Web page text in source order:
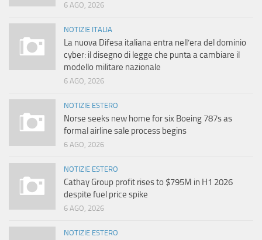
6 AGO, 2026
NOTIZIE ITALIA
La nuova Difesa italiana entra nell’era del dominio
cyber: il disegno di legge che punta a cambiare il
modello militare nazionale
6 AGO, 2026
NOTIZIE ESTERO
Norse seeks new home for six Boeing 787s as
formal airline sale process begins
6 AGO, 2026
NOTIZIE ESTERO
Cathay Group profit rises to $795M in H1 2026
despite fuel price spike
6 AGO, 2026
NOTIZIE ESTERO